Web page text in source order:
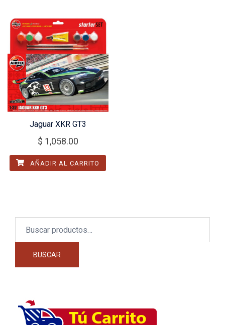
Jaguar XKR GT3
$ 1,058.00
AÑADIR AL CARRITO
BUSCAR